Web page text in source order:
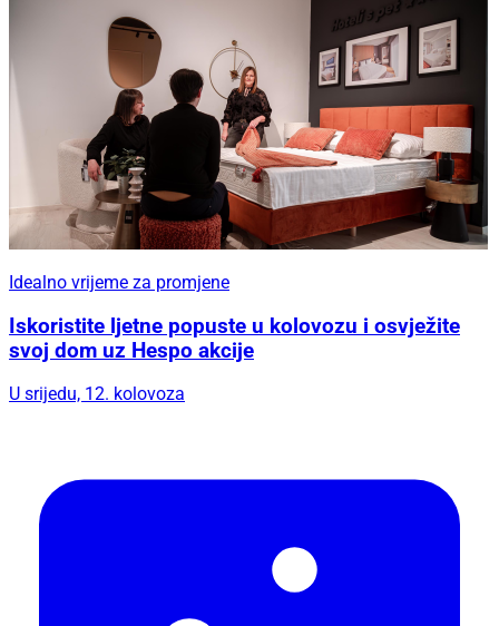
Idealno vrijeme za promjene
Iskoristite ljetne popuste u kolovozu i osvježite
svoj dom uz Hespo akcije
U srijedu, 12. kolovoza